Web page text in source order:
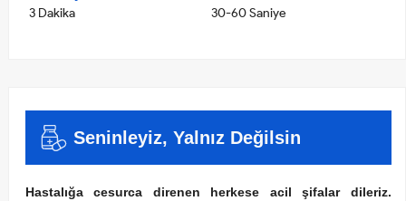
3 Dakika 30-60 Saniye
Seninleyiz, Yalnız Değilsin
Hastalığa cesurca direnen herkese acil şifalar dileriz.